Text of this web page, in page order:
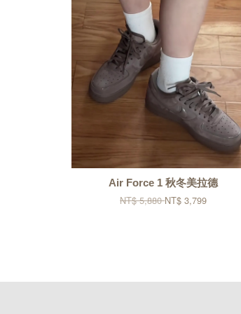
Air Force 1 秋冬美拉德
NT$ 5,880NT$ 3,799